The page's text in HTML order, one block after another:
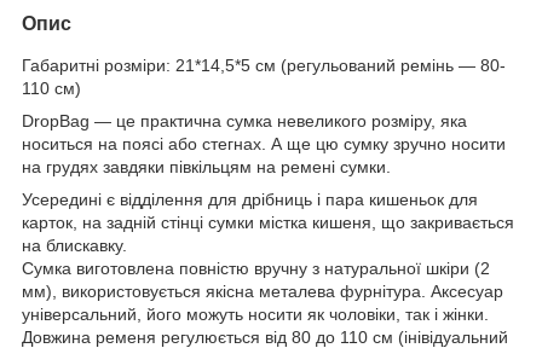
Опис
Габаритні розміри: 21*14,5*5 см (регульований ремінь — 80-
110 см)
DropBag — це практична сумка невеликого розміру, яка
носиться на поясі або стегнах. А ще цю сумку зручно носити
на грудях завдяки півкільцям на ремені сумки.
Усередині є відділення для дрібниць і пара кишеньок для
карток, на задній стінці сумки містка кишеня, що закривається
на блискавку.
Сумка виготовлена повністю вручну з натуральної шкіри (2
мм), використовується якісна металева фурнітура. Аксесуар
універсальний, його можуть носити як чоловіки, так і жінки.
Довжина ременя регулюється від 80 до 110 см (інівідуальний